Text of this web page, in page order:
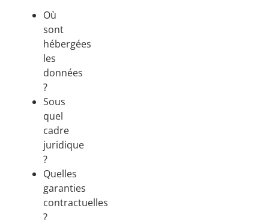
Où
sont
hébergées
les
données
?
Sous
quel
cadre
juridique
?
Quelles
garanties
contractuelles
?